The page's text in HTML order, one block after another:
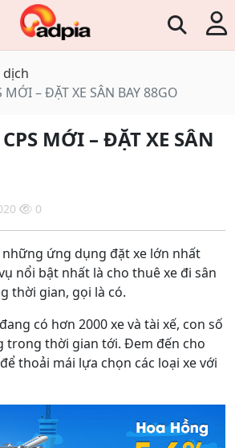
dịch
MỚI – ĐẶT XE SÂN BAY 88GO
MỚI – ĐẶT XE SÂN
0
ứng dụng đặt xe lớn nhất
nổi bật nhất là cho thuê xe đi sân
thời gian, gọi là có.
có hơn 2000 xe và tài xế, con số
trong thời gian tới. Đem đến cho
thoải mái lựa chọn các loại xe với